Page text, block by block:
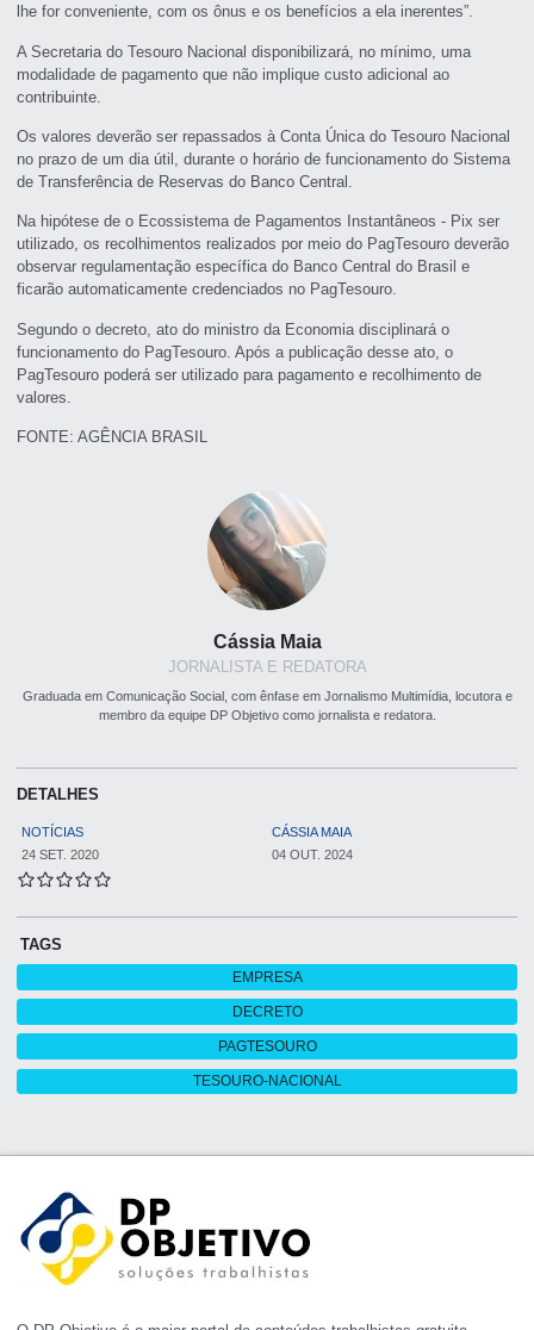
Cássia Maia
JORNALISTA E REDATORA
Graduada em Comunicação Social, com ênfase em Jornalismo Multimídia, locutora e
membro da equipe DP Objetivo como jornalista e redatora.
DETALHES
NOTÍCIAS
CÁSSIA MAIA
24 SET. 2020
04 OUT. 2024
TAGS
EMPRESA
DECRETO
PAGTESOURO
TESOURO-NACIONAL
lhe for conveniente, com os ônus e os benefícios a ela inerentes”.
A Secretaria do Tesouro Nacional disponibilizará, no mínimo, uma
modalidade de pagamento que não implique custo adicional ao
contribuinte.
Os valores deverão ser repassados à Conta Única do Tesouro Nacional
no prazo de um dia útil, durante o horário de funcionamento do Sistema
de Transferência de Reservas do Banco Central.
Na hipótese de o Ecossistema de Pagamentos Instantâneos - Pix ser
utilizado, os recolhimentos realizados por meio do PagTesouro deverão
observar regulamentação específica do Banco Central do Brasil e
ficarão automaticamente credenciados no PagTesouro.
Segundo o decreto, ato do ministro da Economia disciplinará o
funcionamento do PagTesouro. Após a publicação desse ato, o
PagTesouro poderá ser utilizado para pagamento e recolhimento de
valores.
FONTE: AGÊNCIA BRASIL